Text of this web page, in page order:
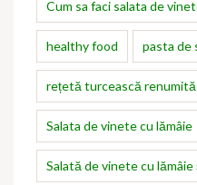
Cum sa faci salata de
healthy food pasta de
rețetă turcească renumită
Salata de vinete cu lămâie
Salată de vinete cu